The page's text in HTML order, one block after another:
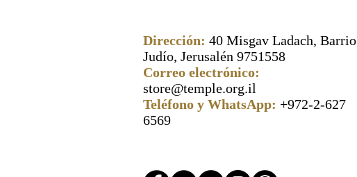
Dirección: 40 Misgav Ladach, Barrio
Judío, Jerusalén 9751558
Correo electrónico:
store@temple.org.il
Teléfono y WhatsApp: +972-2-627
6569